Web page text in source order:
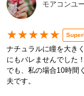
モアコンユ
★★★★★
ナチュラルに瞳を大き
にもバレませんでした！
でも、私の場合10時間
夫です。